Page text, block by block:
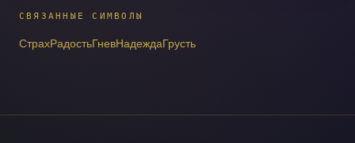
СВЯЗАННЫЕ СИМВОЛЫ
СтрахРадостьГневНадеждаГрусть